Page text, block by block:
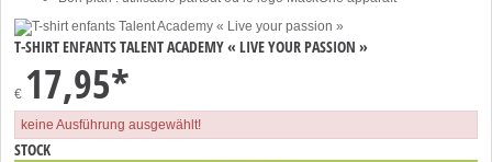
T-SHIRT ENFANTS TALENT ACADEMY « LIVE YOUR PASSION »
€ 17,95*
keine Ausführung ausgewählt!
STOCK